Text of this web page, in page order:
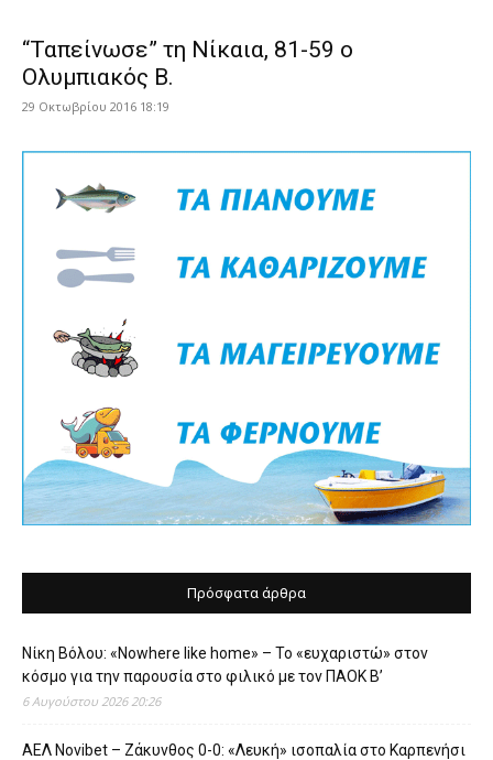
“Ταπείνωσε” τη Νίκαια, 81-59 ο
Ολυμπιακός Β.
29 Οκτωβρίου 2016 18:19
Πρόσφατα άρθρα
Νίκη Βόλου: «Nowhere like home» – Το «ευχαριστώ» στον
κόσμο για την παρουσία στο φιλικό με τον ΠΑΟΚ Β’
6 Αυγούστου 2026 20:26
ΑΕΛ Novibet – Ζάκυνθος 0-0: «Λευκή» ισοπαλία στο Καρπενήσι